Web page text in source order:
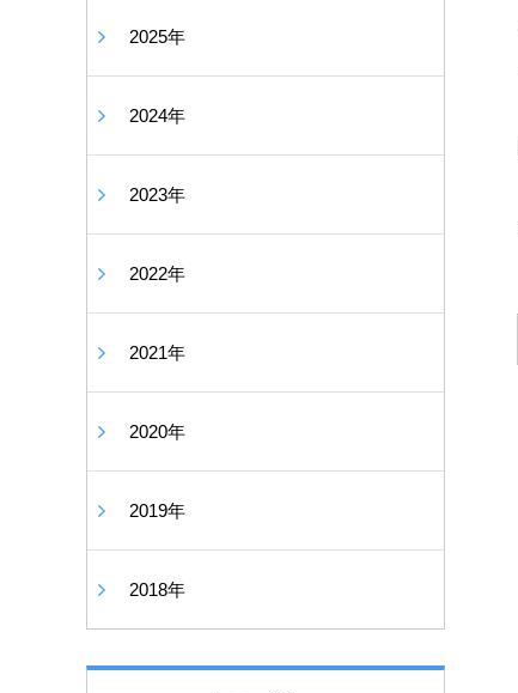
2025年
2024年
2023年
2022年
2021年
2020年
2019年
2018年